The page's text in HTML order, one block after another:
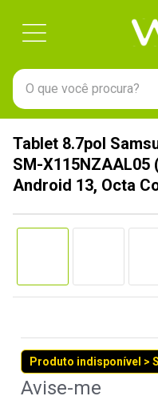
O que você procura?
Tablet 8.7pol
SM-X115NZAAL05
Android 13, Octa
Produto indisponível >